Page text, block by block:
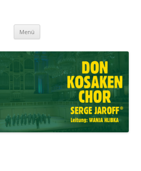
Wanja Hlibka
Menü